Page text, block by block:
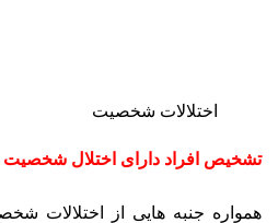
اختلالات شخصیت
تشخیص افراد دارای اختلال شخصیت
همواره جنبه هایی از اختلالات